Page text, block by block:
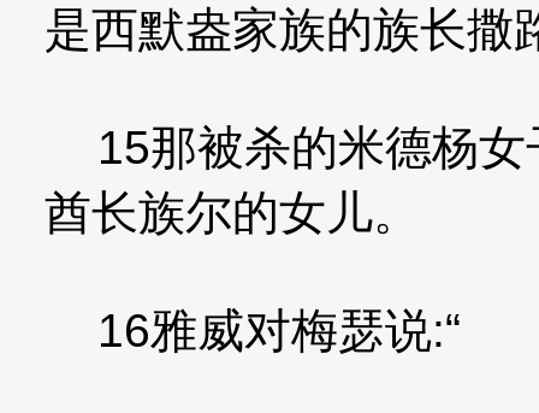
是西默盎家族的族长撒
15那被杀的米德杨女
酋长族尔的女儿。
16雅威对梅瑟说:“